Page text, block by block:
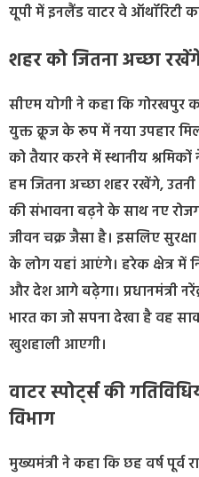
यूपी में इनलैंड वाटर वे ऑथॉरिटी
शहर को जितना अच्छा
सीएम योगी ने कहा कि
युक्त क्रूज के रूप में नया उपहार
को तैयार करने में स्थानीय श्रमिकों
हम जितना अच्छा शहर रखेंगे,
की संभावना बढ़ने के साथ नए
जीवन चक्र जैसा है। इसलिए
के लोग यहां आएंगे। हरेक क्षेत्र में
और देश आगे बढ़ेगा। प्रधानमंत्री
भारत का जो सपना देखा है वह
खुशहाली आएगी।
वाटर स्पोर्ट्स की
विभाग
मुख्यमंत्री ने कहा कि छह वर्ष पूर्व